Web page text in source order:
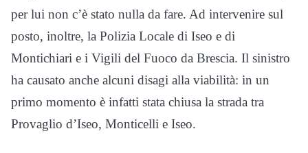
per lui non c’è stato nulla da fare. Ad intervenire sul
posto, inoltre, la Polizia Locale di Iseo e di
Montichiari e i Vigili del Fuoco da Brescia. Il sinistro
ha causato anche alcuni disagi alla viabilità: in un
primo momento è infatti stata chiusa la strada tra
Provaglio d’Iseo, Monticelli e Iseo.